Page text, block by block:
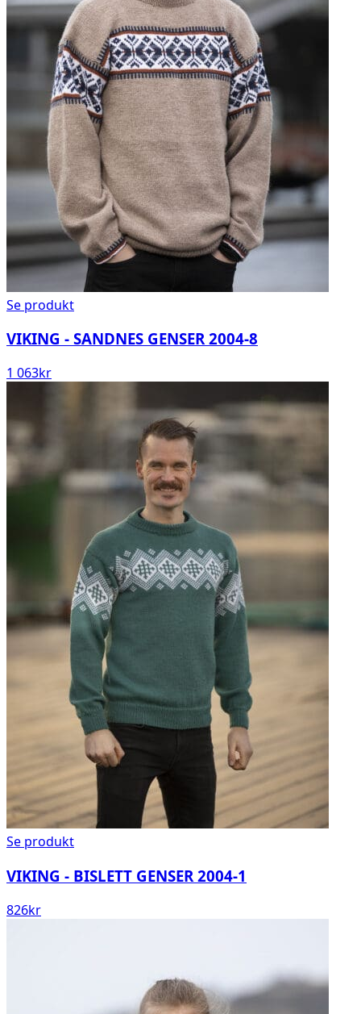
Se produkt
VIKING - SANDNES GENSER 2004-8
1 063kr
Se produkt
VIKING - BISLETT GENSER 2004-1
826kr